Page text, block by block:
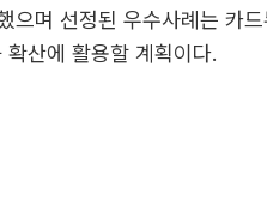
으며 선정된 우수사례는 카
산에 활용할 계획이다.